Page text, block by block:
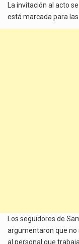
La invitación al acto
está marcada para
Los seguidores de
argumentaron que no
al personal que